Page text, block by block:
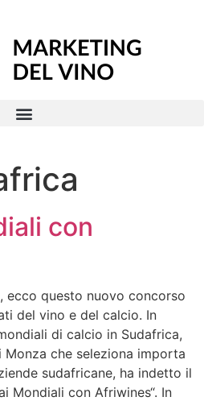
con
ecco questo nuovo concorso
del vino e del calcio. In
di calcio in Sudafrica,
Monza che seleziona importa
sudafricane, ha indetto il
Mondiali con Afriwines“. In